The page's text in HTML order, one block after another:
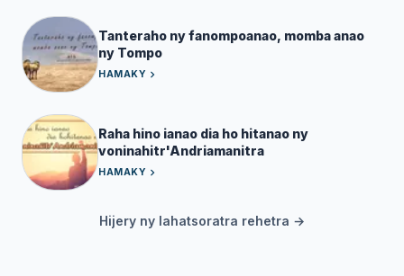
Tanteraho ny fanompoanao, momba anao
ny Tompo
HAMAKY
Raha hino ianao dia ho hitanao ny
voninahitr'Andriamanitra
HAMAKY
Hijery ny lahatsoratra rehetra →